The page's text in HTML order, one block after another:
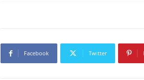
Facebook Twitter